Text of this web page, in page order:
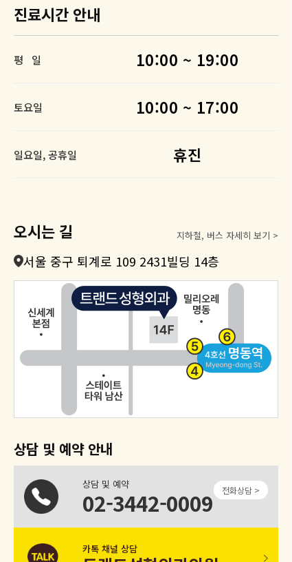
진료시간 안내
평 일 10:00 ~ 19:00
토요일 10:00 ~ 17:00
일요일, 공휴일 휴진
오시는 길 지하철, 버스 자세히 보기 >
서울 중구 퇴계로 109 2431빌딩 14층
상담 및 예약 안내
상담 및 예약
02-3442-0009 전화상담 >
카톡 채널 상담